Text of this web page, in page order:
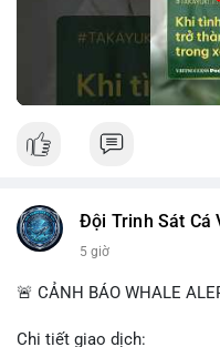
Nguồn: VIETSUCCESS
Đội Trinh Sát Cá
5 giờ
🚨 CẢNH BÁO WHALE
Chi tiết giao dịch: